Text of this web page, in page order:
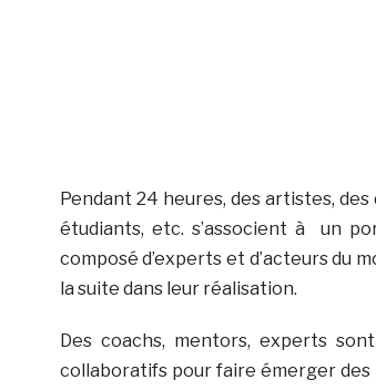
Pendant 24 heures, des artistes,
étudiants, etc. s’associent à un
composé d’experts et d’acteurs du
la suite dans leur réalisation.
Des coachs, mentors, experts
collaboratifs pour faire émerger